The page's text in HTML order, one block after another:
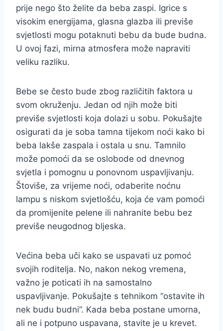
prije nego što želite da beba zaspi. Igrice s
visokim energijama, glasna glazba ili previše
svjetlosti mogu potaknuti bebu da bude budna.
U ovoj fazi, mirna atmosfera može napraviti
veliku razliku.
Bebe se često bude zbog različitih faktora u
svom okruženju. Jedan od njih može biti
previše svjetlosti koja dolazi u sobu. Pokušajte
osigurati da je soba tamna tijekom noći kako bi
beba lakše zaspala i ostala u snu. Tamnilo
može pomoći da se oslobode od dnevnog
svjetla i pomognu u ponovnom uspavljivanju.
Štoviše, za vrijeme noći, odaberite noćnu
lampu s niskom svjetlošću, koja će vam pomoći
da promijenite pelene ili nahranite bebu bez
previše neugodnog bljeska.
Većina beba uči kako se uspavati uz pomoć
svojih roditelja. No, nakon nekog vremena,
važno je poticati ih na samostalno
uspavljivanje. Pokušajte s tehnikom “ostavite ih
nek budu budni”. Kada beba postane umorna,
ali ne i potpuno uspavana, stavite je u krevet.